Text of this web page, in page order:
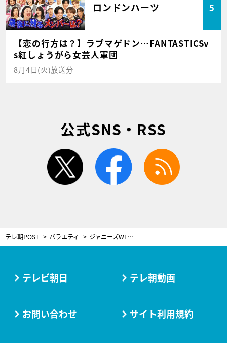
ロンドンハーツ 5
【恋の行方は？】ラブマゲドン…FANTASTICSv
s紅しょうがら女芸人軍団
8月4日(火)放送分
公式SNS・RSS
twitter facebook
テレ朝POST バラエティ ジャニーズWEST、初の全国ネットレギュラー番組開始！「これぞ“リアルなWEST”」
テレビ朝日 テレ朝動画
お問い合わせ サイト利用規約